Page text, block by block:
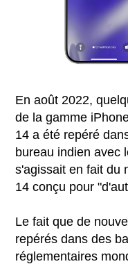
En août 2022,
de la gamme
14 a été repéré
bureau indien avec
s'agissait en fait du
14 conçu pour
Le fait que de
repérés dans des
réglementaires